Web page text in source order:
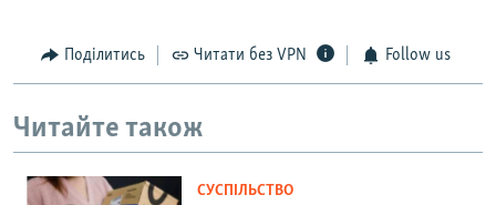
Поділитись Читати без VPN Follow us
Читайте також
СУСПІЛЬСТВО